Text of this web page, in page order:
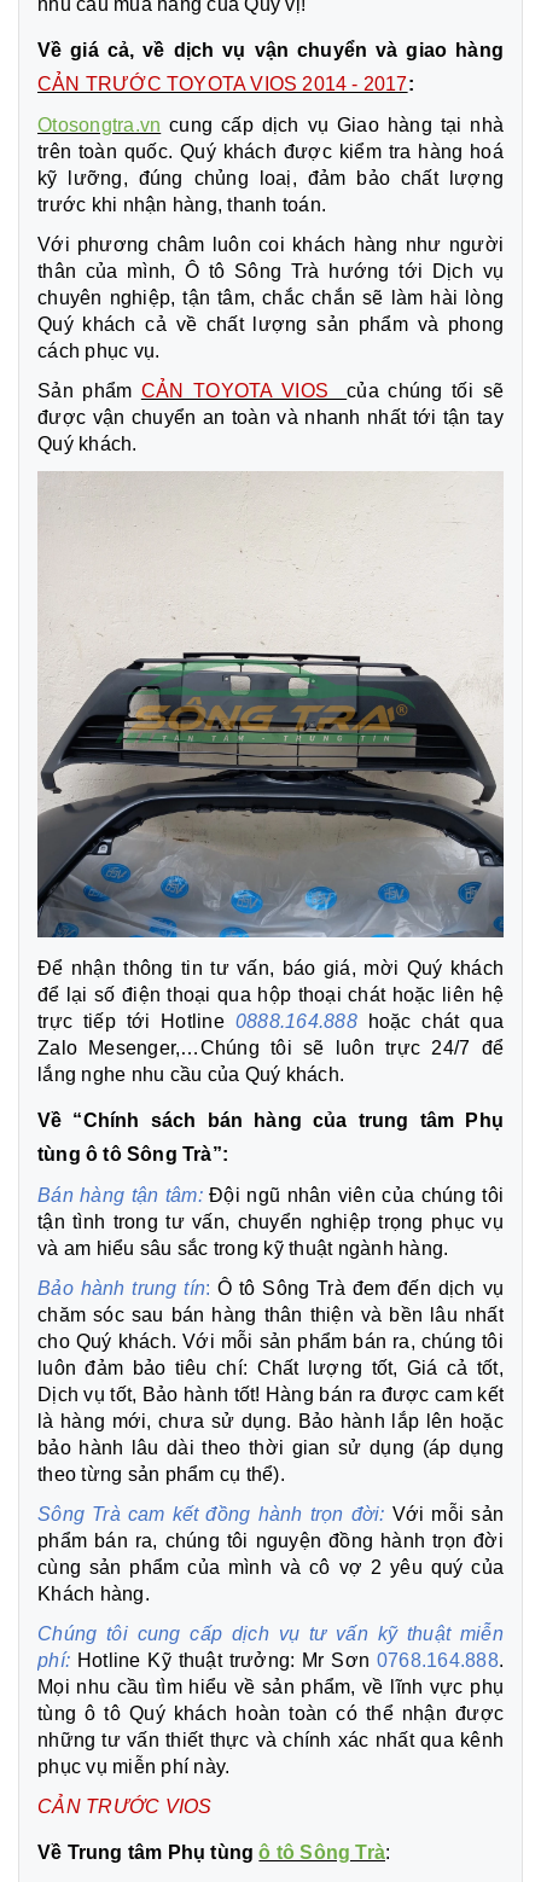
nhu cầu mua hàng của Quý vị!
Về giá cả, về dịch vụ vận chuyển và giao hàng
CẢN TRƯỚC TOYOTA VIOS 2014 - 2017:
Otosongtra.vn cung cấp dịch vụ Giao hàng tại nhà
trên toàn quốc. Quý khách được kiểm tra hàng hoá
kỹ lưỡng, đúng chủng loaị, đảm bảo chất lượng
trước khi nhận hàng, thanh toán.
Với phương châm luôn coi khách hàng như người
thân của mình, Ô tô Sông Trà hướng tới Dịch vụ
chuyên nghiệp, tận tâm, chắc chắn sẽ làm hài lòng
Quý khách cả về chất lượng sản phẩm và phong
cách phục vụ.
Sản phẩm CẢN TOYOTA VIOScủa chúng tối sẽ
được vận chuyển an toàn và nhanh nhất tới tận tay
Quý khách.
Để nhận thông tin tư vấn, báo giá, mời Quý khách
để lại số điện thoại qua hộp thoại chát hoặc liên hệ
trực tiếp tới Hotline 0888.164.888hoặc chát qua
Zalo Mesenger,…Chúng tôi sẽ luôn trực 24/7 để
lắng nghe nhu cầu của Quý khách.
Về “Chính sách bán hàng của trung tâm Phụ
tùng ô tô Sông Trà”:
Bán hàng tận tâm: Đội ngũ nhân viên của chúng tôi
tận tình trong tư vấn, chuyển nghiệp trọng phục vụ
và am hiểu sâu sắc trong kỹ thuật ngành hàng.
Bảo hành trung tín:Ô tô Sông Trà đem đến dịch vụ
chăm sóc sau bán hàng thân thiện và bền lâu nhất
cho Quý khách. Với mỗi sản phẩm bán ra, chúng tôi
luôn đảm bảo tiêu chí: Chất lượng tốt, Giá cả tốt,
Dịch vụ tốt, Bảo hành tốt! Hàng bán ra được cam kết
là hàng mới, chưa sử dụng. Bảo hành lắp lên hoặc
bảo hành lâu dài theo thời gian sử dụng (áp dụng
theo từng sản phẩm cụ thể).
Sông Trà cam kết đồng hành trọn đời: Với mỗi sản
phẩm bán ra, chúng tôi nguyện đồng hành trọn đời
cùng sản phẩm của mình và cô vợ 2 yêu quý của
Khách hàng.
Chúng tôi cung cấp dịch vụ tư vấn kỹ thuật miễn
phí: Hotline Kỹ thuật trưởng: Mr Sơn 0768.164.888.
Mọi nhu cầu tìm hiểu về sản phẩm, về lĩnh vực phụ
tùng ô tô Quý khách hoàn toàn có thể nhận được
những tư vấn thiết thực và chính xác nhất qua kênh
phục vụ miễn phí này.
CẢN TRƯỚC VIOS
Về Trung tâm Phụ tùngô tô Sông Trà: